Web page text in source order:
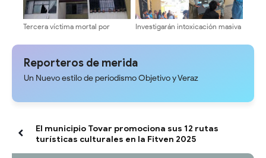
Tercera víctima mortal por
Ejido
Investigarán intoxicación masiva
Bolivariano "Llano de El Anís" de
Reporteros de merida
Un Nuevo estilo de periodismo Objetivo y Veraz
El municipio Tovar promociona sus 12 rutas
turísticas culturales en la Fitven 2025